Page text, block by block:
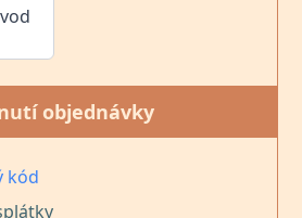
objednávky
kód